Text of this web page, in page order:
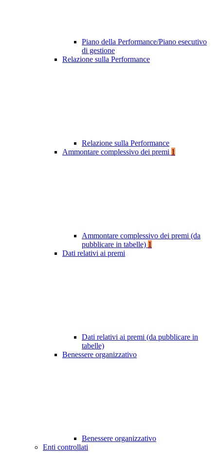
Piano della Performance/Piano esecutivo
di gestione
Relazione sulla Performance
Relazione sulla Performance
Ammontare complessivo dei premi 1
Ammontare complessivo dei premi (da
pubblicare in tabelle) 1
Dati relativi ai premi
Dati relativi ai premi (da pubblicare in
tabelle)
Benessere organizzativo
Benessere organizzativo
Enti controllati